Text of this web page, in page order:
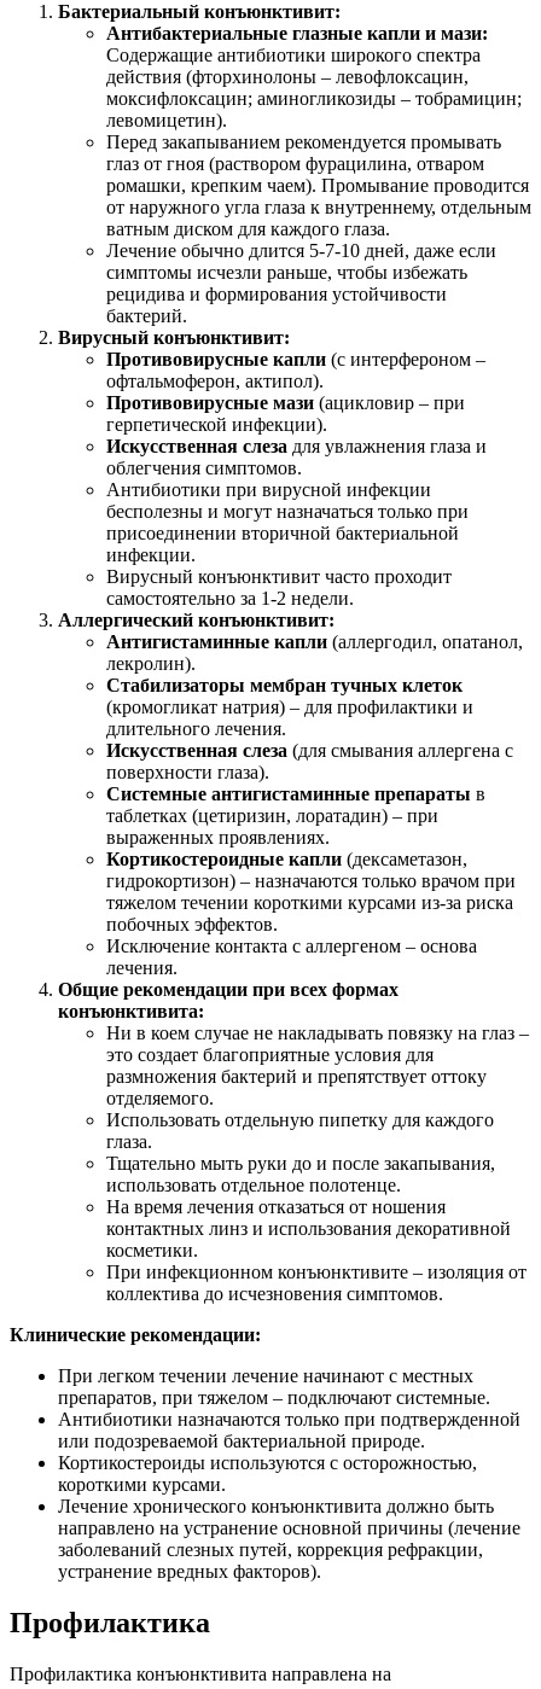
Бактериальный конъюнктивит:
Антибактериальные глазные капли и мази:
Содержащие антибиотики широкого спектра
действия (фторхинолоны – левофлоксацин,
моксифлоксацин; аминогликозиды – тобрамицин;
левомицетин).
Перед закапыванием рекомендуется промывать
глаз от гноя (раствором фурацилина, отваром
ромашки, крепким чаем). Промывание проводится
от наружного угла глаза к внутреннему, отдельным
ватным диском для каждого глаза.
Лечение обычно длится 5-7-10 дней, даже если
симптомы исчезли раньше, чтобы избежать
рецидива и формирования устойчивости
бактерий.
Вирусный конъюнктивит:
Противовирусные капли (с интерфероном –
офтальмоферон, актипол).
Противовирусные мази (ацикловир – при
герпетической инфекции).
Искусственная слеза для увлажнения глаза и
облегчения симптомов.
Антибиотики при вирусной инфекции
бесполезны и могут назначаться только при
присоединении вторичной бактериальной
инфекции.
Вирусный конъюнктивит часто проходит
самостоятельно за 1-2 недели.
Аллергический конъюнктивит:
Антигистаминные капли (аллергодил, опатанол,
лекролин).
Стабилизаторы мембран тучных клеток
(кромогликат натрия) – для профилактики и
длительного лечения.
Искусственная слеза (для смывания аллергена с
поверхности глаза).
Системные антигистаминные препараты в
таблетках (цетиризин, лоратадин) – при
выраженных проявлениях.
Кортикостероидные капли (дексаметазон,
гидрокортизон) – назначаются только врачом при
тяжелом течении короткими курсами из-за риска
побочных эффектов.
Исключение контакта с аллергеном – основа
лечения.
Общие рекомендации при всех формах
конъюнктивита:
Ни в коем случае не накладывать повязку на глаз –
это создает благоприятные условия для
размножения бактерий и препятствует оттоку
отделяемого.
Использовать отдельную пипетку для каждого
глаза.
Тщательно мыть руки до и после закапывания,
использовать отдельное полотенце.
На время лечения отказаться от ношения
контактных линз и использования декоративной
косметики.
При инфекционном конъюнктивите – изоляция от
коллектива до исчезновения симптомов.
Клинические рекомендации:
При легком течении лечение начинают с местных
препаратов, при тяжелом – подключают системные.
Антибиотики назначаются только при подтвержденной
или подозреваемой бактериальной природе.
Кортикостероиды используются с осторожностью,
короткими курсами.
Лечение хронического конъюнктивита должно быть
направлено на устранение основной причины (лечение
заболеваний слезных путей, коррекция рефракции,
устранение вредных факторов).
Профилактика
Профилактика конъюнктивита направлена на